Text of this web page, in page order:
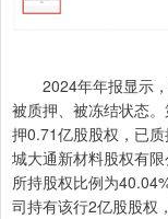
2024年年报显示，
被质押、被冻结状态
押0.71亿股股权，已
城大通新材料股权有
所持股权比例为
司持有该行2亿股股权